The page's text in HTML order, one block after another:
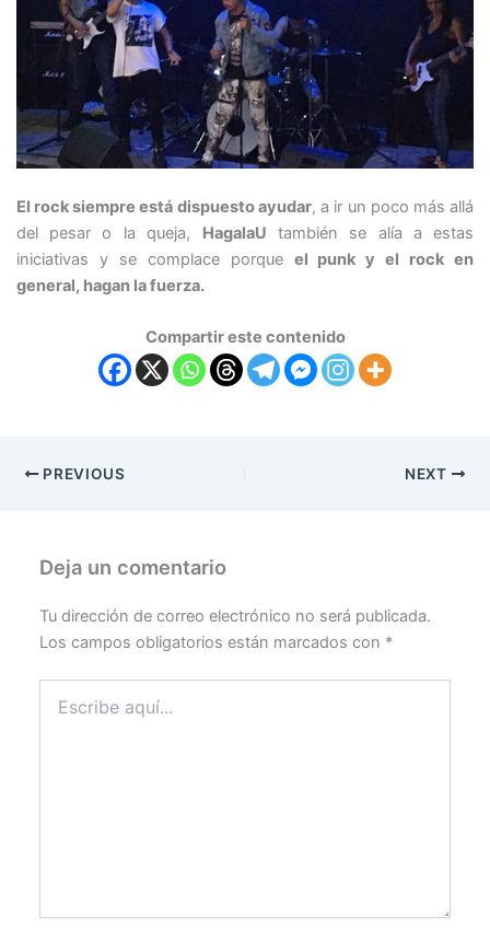
El rock siempre está dispuesto ayudar, a ir un poco más allá
del pesar o la queja, HagalaU también se alía a estas
iniciativas y se complace porque el punk y el rock en
general, hagan la fuerza.
Compartir este contenido
PREVIOUS NEXT
Deja un comentario
Tu dirección de correo electrónico no será publicada.
Los campos obligatorios están marcados con *
aquí...